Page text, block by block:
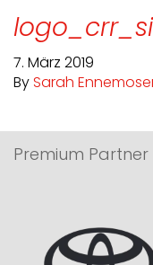
7. März 2019
By Sarah
Premium Partner